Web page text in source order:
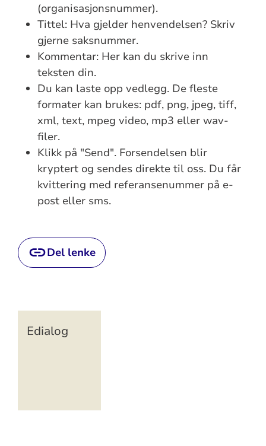
(organisasjonsnummer).
Tittel: Hva gjelder henvendelsen? Skriv
gjerne saksnummer.
Kommentar: Her kan du skrive inn
teksten din.
Du kan laste opp vedlegg. De fleste
formater kan brukes: pdf, png, jpeg, tiff,
xml, text, mpeg video, mp3 eller wav-
filer.
Klikk på "Send". Forsendelsen blir
kryptert og sendes direkte til oss. Du får
kvittering med referansenummer på e-
post eller sms.
Del lenke
Edialog